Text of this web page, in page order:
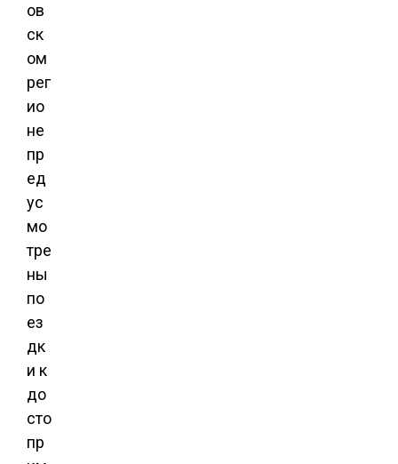
ов
ск
ом
рег
ио
не
пр
ед
ус
мо
тре
ны
по
ез
дк
и к
до
сто
пр